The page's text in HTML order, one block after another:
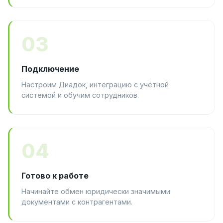
03
Подключение
Настроим Диадок, интеграцию с учётной
системой и обучим сотрудников.
04
Готово к работе
Начинайте обмен юридически значимыми
документами с контрагентами.